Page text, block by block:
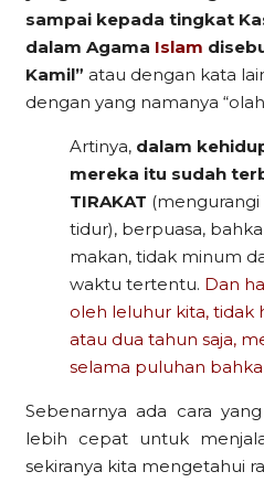
sampai kepada tingkat
dalam Agama Islam
Kamil” atau dengan kata
dengan yang namanya
Artinya, dalam
mereka itu sudah
TIRAKAT
tidur), berpuasa,
makan, tidak minum
waktu tertentu. Dan
oleh leluhur kita, tidak
atau dua tahun saja,
selama puluhan
Sebenarnya ada cara
lebih cepat untuk
sekiranya kita mengetahui